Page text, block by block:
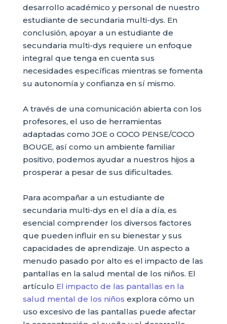
desarrollo académico y personal de nuestro
estudiante de secundaria multi-dys. En
conclusión, apoyar a un estudiante de
secundaria multi-dys requiere un enfoque
integral que tenga en cuenta sus
necesidades específicas mientras se fomenta
su autonomía y confianza en sí mismo.
A través de una comunicación abierta con los
profesores, el uso de herramientas
adaptadas como JOE o COCO PENSE/COCO
BOUGE, así como un ambiente familiar
positivo, podemos ayudar a nuestros hijos a
prosperar a pesar de sus dificultades.
Para acompañar a un estudiante de
secundaria multi-dys en el día a día, es
esencial comprender los diversos factores
que pueden influir en su bienestar y sus
capacidades de aprendizaje. Un aspecto a
menudo pasado por alto es el impacto de las
pantallas en la salud mental de los niños. El
artículo El impacto de las pantallas en la
salud mental de los niños explora cómo un
uso excesivo de las pantallas puede afectar